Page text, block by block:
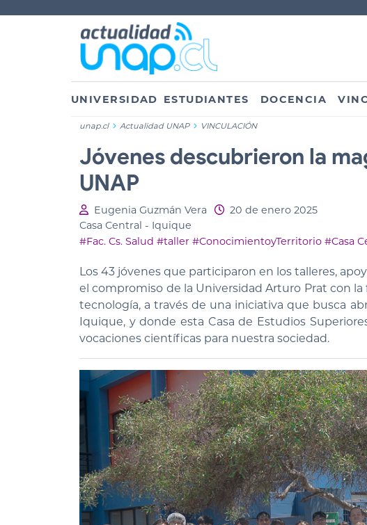
UNIVERSIDAD ESTUDIANTES DOCENCIA
unap.cl Actualidad UNAP VINCULACIÓN
Jóvenes descubrieron la
UNAP
Eugenia Guzmán Vera
20 de enero 2025
Casa Central - Iquique
#Fac. Cs. Salud #taller #ConocimientoyTerritorio #Casa
Los 43 jóvenes que participaron en los talleres,
el compromiso de la Universidad Arturo Prat con
tecnología, a través de una iniciativa que busca
Iquique, y donde esta Casa de Estudios
vocaciones científicas para nuestra sociedad.